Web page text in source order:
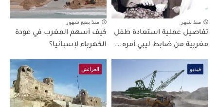
منذ شهر
تفاصيل عملية استعادة طفل
مغربية من ضابط ليبي أمره...
منذ بضع شهور
كيف أسهم المغرب في عودة
الكهرباء لإسبانيا؟
فيديو العرائش